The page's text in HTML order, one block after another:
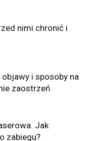
nimi chronić i
i sposoby na
zaostrzeń
Jak
zabiegu?